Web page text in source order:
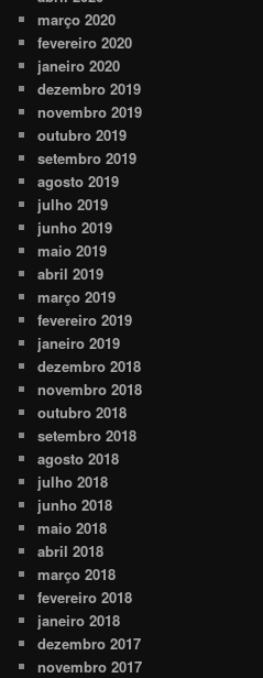
março 2020
fevereiro 2020
janeiro 2020
dezembro 2019
novembro 2019
outubro 2019
setembro 2019
agosto 2019
julho 2019
junho 2019
maio 2019
abril 2019
março 2019
fevereiro 2019
janeiro 2019
dezembro 2018
novembro 2018
outubro 2018
setembro 2018
agosto 2018
julho 2018
junho 2018
maio 2018
abril 2018
março 2018
fevereiro 2018
janeiro 2018
dezembro 2017
novembro 2017